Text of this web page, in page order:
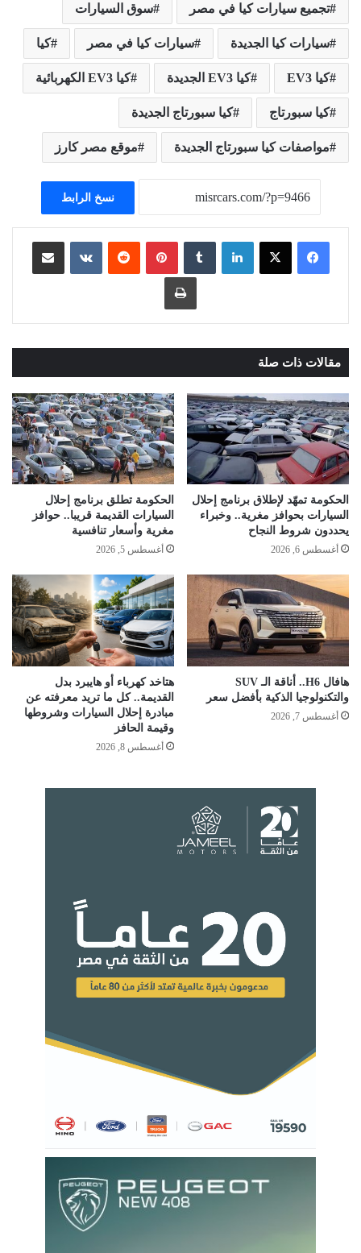
تجميع سيارات كيا في مصر سوق السيارات
سيارات كيا الجديدة سيارات كيا في مصر كيا
كيا EV3 كيا EV3 الجديدة كيا EV3 الكهربائية
كيا سبورتاج كيا سبورتاج الجديدة
مواصفات كيا سبورتاج الجديدة موقع مصر كارز
نسخ الرابط
لينكدإن ‏Tumblr بينتيريست
‏Reddit
‏VKontakte مشاركة عبر البريد
طباعة
مقالات ذات صلة
الحكومة تمهّد لإطلاق برنامج إحلال
السيارات بحوافز مغرية.. وخبراء
يحددون شروط النجاح
أغسطس 6, 2026
الحكومة تطلق برنامج إحلال
السيارات القديمة قريبا.. حوافز
مغرية وأسعار تنافسية
أغسطس 5, 2026
هافال H6.. أناقة الـ SUV
والتكنولوجيا الذكية بأفضل سعر
أغسطس 7, 2026
هتاخد كهرباء أو هايبرد بدل
القديمة.. كل ما تريد معرفته عن
مبادرة إحلال السيارات وشروطها
وقيمة الحافز
أغسطس 8, 2026